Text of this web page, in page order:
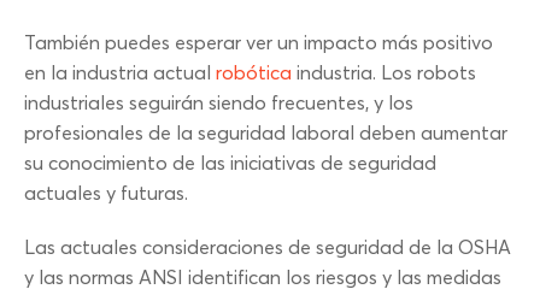
También puedes esperar ver un impacto más positivo
en la industria actual robótica industria. Los robots
industriales seguirán siendo frecuentes, y los
profesionales de la seguridad laboral deben aumentar
su conocimiento de las iniciativas de seguridad
actuales y futuras.
Las actuales consideraciones de seguridad de la OSHA
y las normas ANSI identifican los riesgos y las medidas